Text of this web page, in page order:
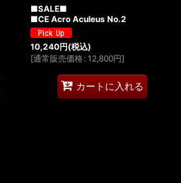
■SALE■
■CE Acro Aculeus No.2
10,240円(税込)
[通常販売価格 : 12,800円]
カートに入れる